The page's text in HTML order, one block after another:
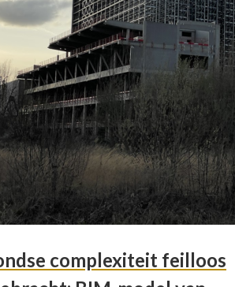
complexiteit feilloos